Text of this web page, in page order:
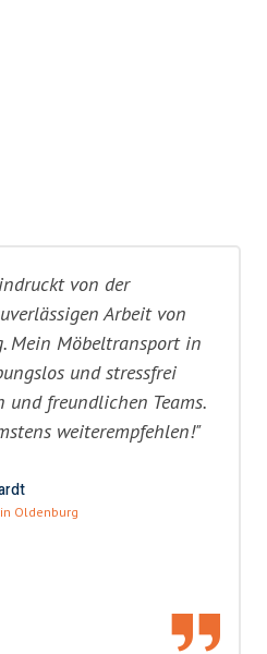
von der
Arbeit von
Mein Möbeltransport in
und stressfrei
freundlichen Teams.
weiterempfehlen!"
Oldenburg